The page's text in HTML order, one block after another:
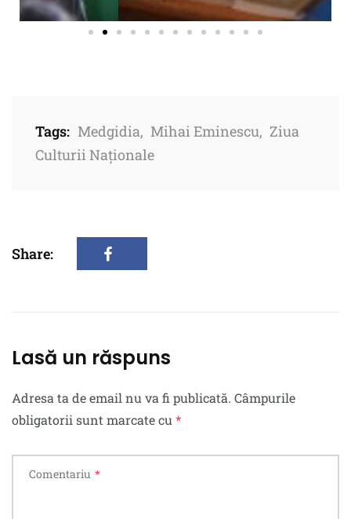
Tags: Medgidia, Mihai Eminescu, Ziua
Culturii Naționale
Share:
Lasă un răspuns
Adresa ta de email nu va fi publicată. Câmpurile
obligatorii sunt marcate cu *
Comentariu *